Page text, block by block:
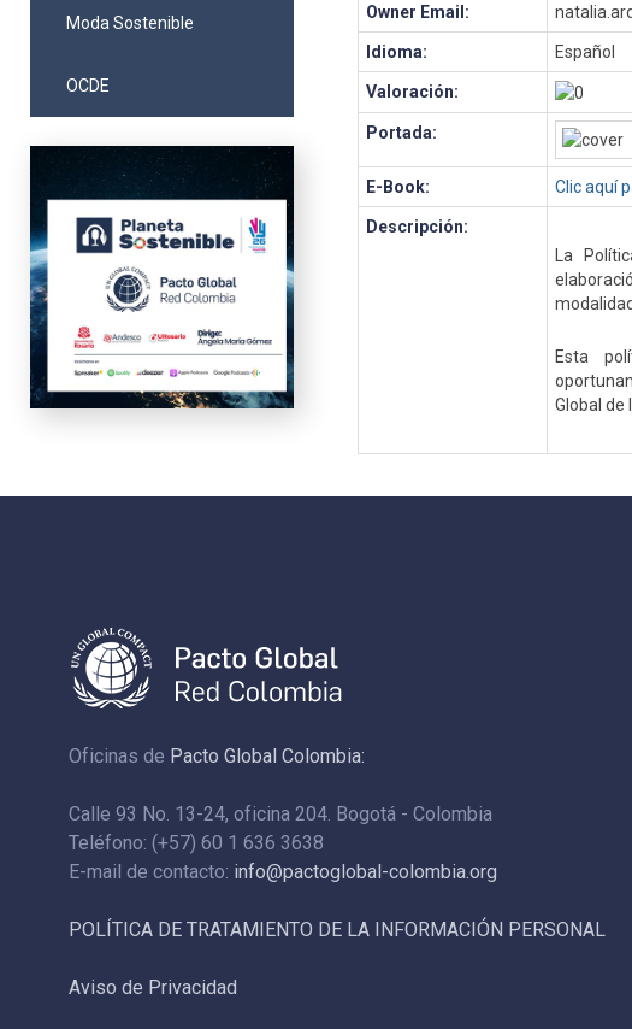
Moda Sostenible
OCDE
Owner Email:
Idioma: Español
Valoración:
Portada:
E-Book: Clic aquí
Descripción:
La
Esta
Global de
Oficinas de Pacto Global Colombia:
Calle 93 No. 13-24, oficina 204. Bogotá - Colombia
Teléfono: (+57) 60 1 636 3638
E-mail de contacto: info@pactoglobal-colombia.org
POLÍTICA DE TRATAMIENTO DE LA INFORMACIÓN PERSONAL
Aviso de Privacidad